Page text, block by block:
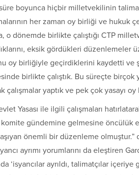
süre boyunca hiçbir milletvekilinin
her zaman oy birliği ve
o dönemde birlikte çalıştığı CTP
eksik gördükleri düzenlemeler
oy birliğiyle geçirdiklerini kaydetti ve
birlikte çalıştık. Bu süreçte
yaptık ve pek çok yasayı
Yasası ile ilgili çalışmaları
komite gündemine gelmesine
önemli bir düzenleme olmuştur.”
ayrımı yorumlarını da eleştiren
‘isyancılar ayrıldı, talimatçılar